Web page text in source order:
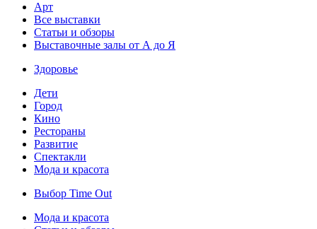
Арт
Все выставки
Статьи и обзоры
Выставочные залы от А до Я
Здоровье
Дети
Город
Кино
Рестораны
Развитие
Спектакли
Мода и красота
Выбор Time Out
Мода и красота